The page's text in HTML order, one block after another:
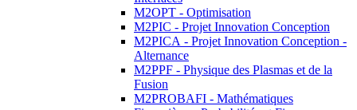
M2OPT - Optimisation
M2PIC - Projet Innovation Conception
M2PICA - Projet Innovation Conception -
Alternance
M2PPF - Physique des Plasmas et de la
Fusion
M2PROBAFI - Mathématiques